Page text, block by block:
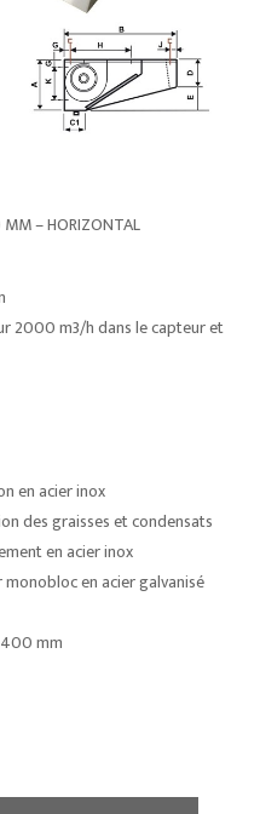
– HORIZONTAL
2000 m3/h dans le capteur et
en acier inox
des graisses et condensats
en acier inox
en acier galvanisé
400 mm